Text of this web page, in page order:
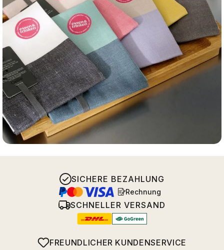
SICHERE BEZAHLUNG
Rechnung
SCHNELLER VERSAND
FREUNDLICHER KUNDENSERVICE